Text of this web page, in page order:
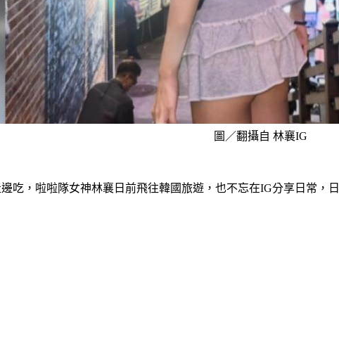
圖／翻攝自 林襄IG
吃，啦啦隊女神林襄日前飛往韓國旅遊，也不忘在IG分享日常，